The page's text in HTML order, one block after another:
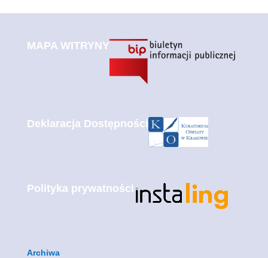
MAPA WITRYNY
Deklaracja Dostępności
Polityka prywatności
Archiwa